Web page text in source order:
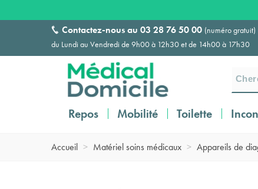
Contactez-nous au 03 28 76 50 00 (numéro gratuit)
du Lundi au Vendredi de 9h00 à 12h30 et de 14h00 à 17h30
Repos Mobilité Toilette
Accueil > Matériel soins médicaux > Appareils de